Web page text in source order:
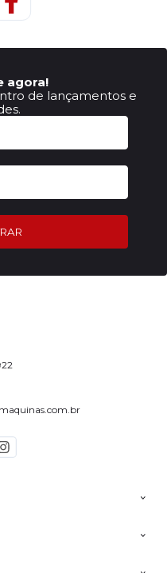
agora!
de lançamentos e